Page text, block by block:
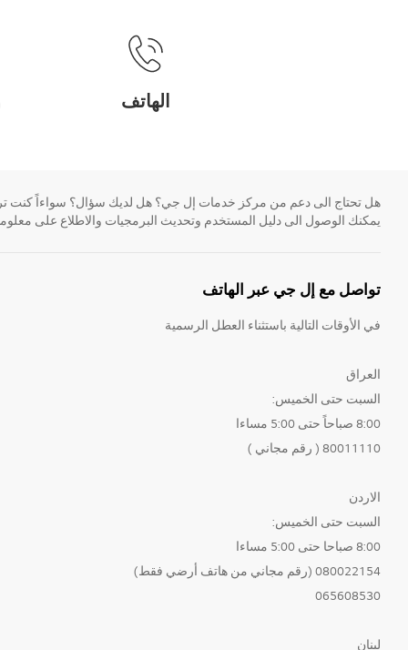
الهاتف
هل تحتاج الى دعم من مركز خدمات إل جي؟ هل لديك سؤال؟ سواءاً كنت
يمكنك الوصول الى دليل المستخدم وتحديث البرمجيات والاطلاع على
تواصل مع إل جي عبر الهاتف
في الأوقات التالية باستثناء العطل الرسمية
العراق
السبت حتى الخميس:
8:00 صباحاً حتى 5:00 مساءا
80011110 ( رقم مجاني )
الاردن
السبت حتى الخميس:
8:00 صباحا حتى 5:00 مساءا
080022154 (رقم مجاني من هاتف أرضي فقط)
065608530
لبنان